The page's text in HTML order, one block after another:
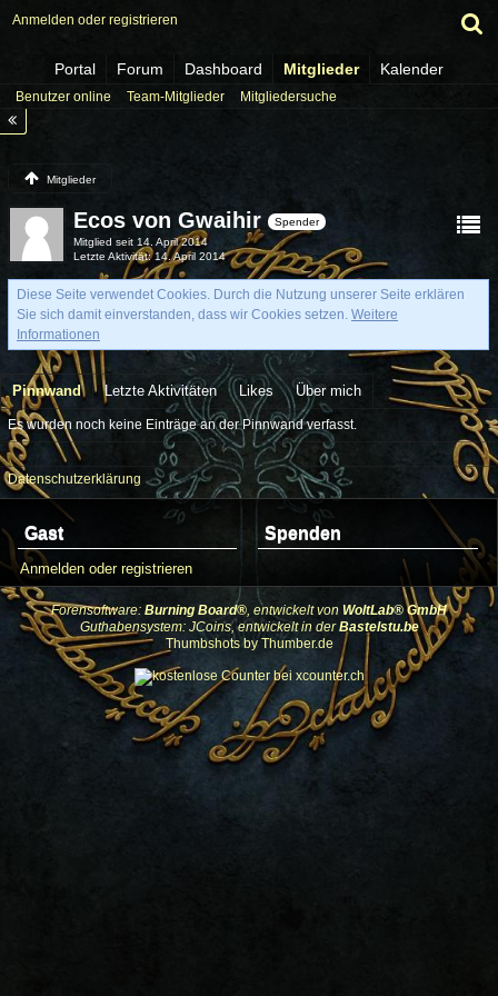
Anmelden oder registrieren
Portal Forum Dashboard Mitglieder Kalender
Benutzer online Team-Mitglieder Mitgliedersuche
Mitglieder
Ecos von Gwaihir
Spender
Mitglied seit 14. April 2014
Letzte Aktivität
14. April 2014
Diese Seite verwendet Cookies. Durch die Nutzung unserer Seite erklären
Sie sich damit einverstanden, dass wir Cookies setzen. Weitere
Informationen
Pinnwand Letzte Aktivitäten Likes Über mich
Es wurden noch keine Einträge an der Pinnwand verfasst.
Datenschutzerklärung
Gast
Anmelden oder registrieren
Spenden
Forensoftware: Burning Board®, entwickelt von WoltLab® GmbH
Guthabensystem: JCoins, entwickelt in derBastelstu.be
Thumbshots by Thumber.de